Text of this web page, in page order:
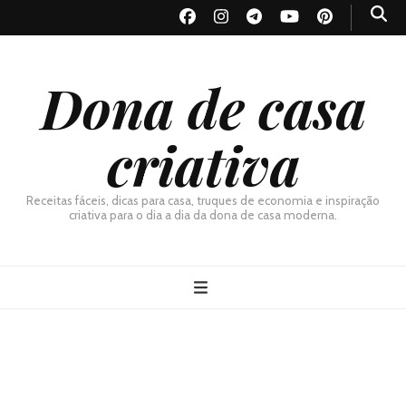
Dona de casa
criativa
Receitas fáceis, dicas para casa, truques de economia e inspiração
criativa para o dia a dia da dona de casa moderna.